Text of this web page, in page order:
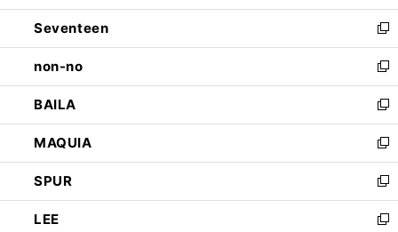
開
く
ウ
で
開
く
ン
ド
ウ
で
開
く
Seventeen
新
し
い
ウ
ィ
ン
ド
ウ
で
開
く
non-no
新
し
い
ウ
ィ
ン
ド
ウ
で
BAILA
新
し
い
ウ
ィ
ン
ド
MAQUIA
新
し
い
ウ
ィ
SPUR
新
し
い
LEE
新